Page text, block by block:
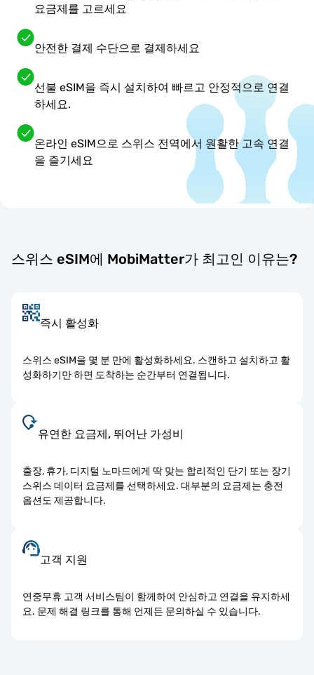
요금제를 고르세요
안전한 결제 수단으로 결제하세요
선불 eSIM을 즉시 설치하여 빠르고 안정적으로 연결
하세요.
온라인 eSIM으로 스위스 전역에서 원활한 고속 연결
을 즐기세요
스위스 eSIM에 MobiMatter가 최고인 이유는?
즉시 활성화
스위스 eSIM을 몇 분 만에 활성화하세요. 스캔하고 설치하고 활
성화하기만 하면 도착하는 순간부터 연결됩니다.
유연한 요금제, 뛰어난 가성비
출장, 휴가, 디지털 노마드에게 딱 맞는 합리적인 단기 또는 장기
스위스 데이터 요금제를 선택하세요. 대부분의 요금제는 충전
옵션도 제공합니다.
고객 지원
연중무휴 고객 서비스팀이 함께하여 안심하고 연결을 유지하세
요. 문제 해결 링크를 통해 언제든 문의하실 수 있습니다.